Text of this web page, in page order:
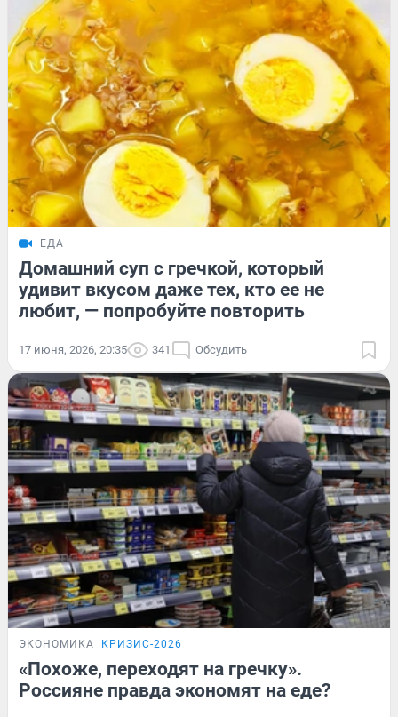
ЕДА
Домашний суп с гречкой, который
удивит вкусом даже тех, кто ее не
любит, — попробуйте повторить
17 июня, 2026, 20:35 341 Обсудить
ЭКОНОМИКА КРИЗИС-2026
«Похоже, переходят на гречку».
Россияне правда экономят на еде?